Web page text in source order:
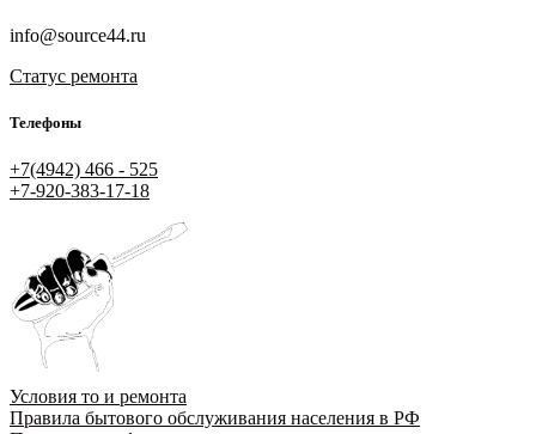
info@source44.ru
Статус ремонта
Телефоны
+7(4942) 466 - 525
+7-920-383-17-18
Условия то и ремонта
Правила бытового обслуживания населения в РФ